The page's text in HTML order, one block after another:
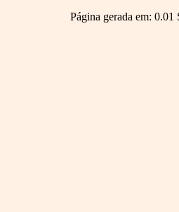
Página gerada em: 0.01